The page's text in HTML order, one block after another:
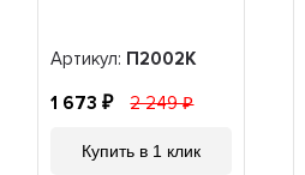
Артикул: П2002K
1 673 2 249
Купить в 1 клик